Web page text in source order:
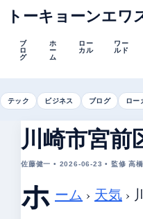
トーキョーンエワ
ブ
ロ
グ
ホ
ー
ム
ロー
カル
ワー
ルド
テック ビジネス ブログ ロー
川崎市宮前
佐藤健一 • 2026-06-23 • 監修 高
ホ ーム › 天気 ›